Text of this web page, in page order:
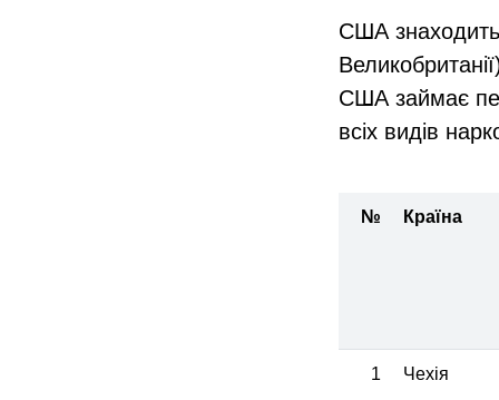
США
США займає
всіх видів
№ Країна
1 Чехія